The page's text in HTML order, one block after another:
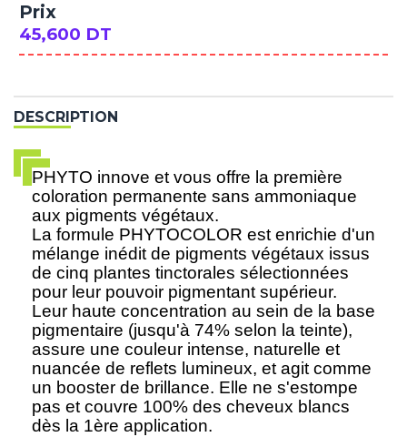
Prix
45,600 DT
DESCRIPTION
PHYTO innove et vous offre la première
coloration permanente sans ammoniaque
aux pigments végétaux.
La formule PHYTOCOLOR est enrichie d'un
mélange inédit de pigments végétaux issus
de cinq plantes tinctorales sélectionnées
pour leur pouvoir pigmentant supérieur.
Leur haute concentration au sein de la base
pigmentaire (jusqu'à 74% selon la teinte),
assure une couleur intense, naturelle et
nuancée de reflets lumineux, et agit comme
un booster de brillance. Elle ne s'estompe
pas et couvre 100% des cheveux blancs
dès la 1ère application.